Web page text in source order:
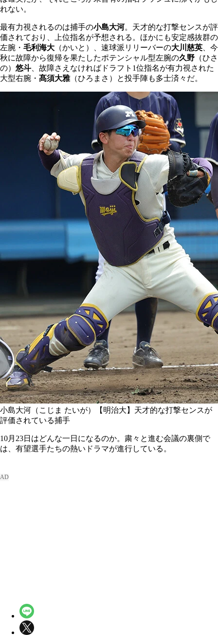
れない。
最有力視されるのは捕手の小島大河。天才的な打撃センスが評
価されており、上位指名が予想される。ほかにも安定感抜群の
左腕・ 毛利海大 （かいと）、速球派リリーバーの大川慈英 、今
秋に故障から復帰を果たしたポテンシャル型左腕の久野 （ひさ
の） 悠斗 、故障さえなければドラフト1位指名が有力視された
大型右腕・ 髙須大雅（ひろまさ）と投手陣も多士済々だ。
小島大河（こじま たいが）【明治大】天才的な打撃センスが
評価されている捕手
10月23日はどんな一日になるのか。粛々と進む会議の裏側で
は、有望選手たちの熱いドラマが進行している。